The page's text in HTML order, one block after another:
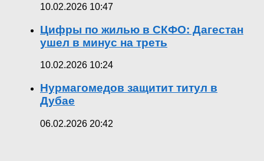
10.02.2026 10:47
Цифры по жилью в СКФО: Дагестан
ушел в минус на треть
10.02.2026 10:24
Нурмагомедов защитит титул в
Дубае
06.02.2026 20:42